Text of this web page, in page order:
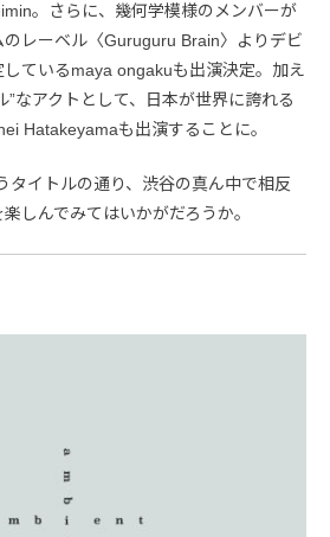
。さらに、幾何学模様のメンバーが
レーベル〈Guruguru Brain〉よりデビ
しているmaya ongakuも出演決定。加え
”なアクトとして、日本が世界に誇れる
Hatakeyamaも出演することに。
タイトルの通り、渋谷の真ん中で相反
しんでみてはいかがだろうか。